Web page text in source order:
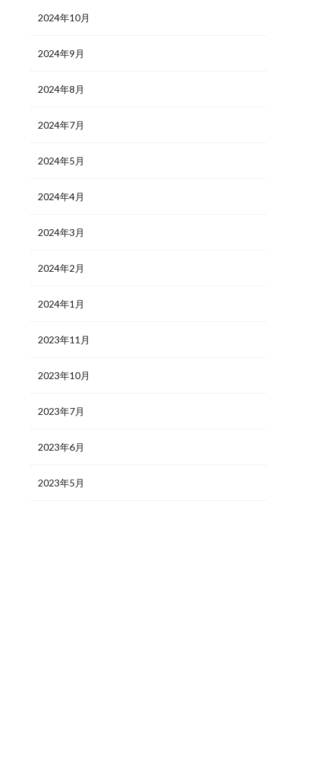
2024年10月
2024年9月
2024年8月
2024年7月
2024年5月
2024年4月
2024年3月
2024年2月
2024年1月
2023年11月
2023年10月
2023年7月
2023年6月
2023年5月